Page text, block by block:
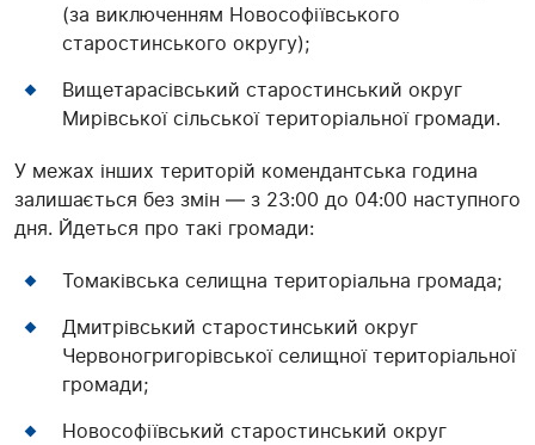
(за виключенням Новософіївського
старостинського округу);
Вищетарасівський старостинський округ
Мирівської сільської територіальної громади.
У межах інших територій комендантська година
залишається без змін — з 23:00 до 04:00 наступного
дня. Йдеться про такі громади:
Томаківська селищна територіальна громада;
Дмитрівський старостинський округ
Червоногригорівської селищної територіальної
громади;
Новософіївський старостинський округ